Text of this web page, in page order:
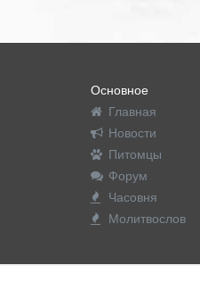
Основное
Главная
Новости
Питомцы
Форум
Часовня
Молитвослов